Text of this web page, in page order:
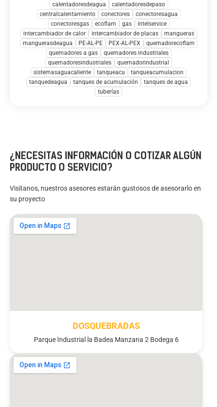
calentadoresdeagua
calentadoresdepaso
centralcalentamiento
conectores
conectoresagua
conectoresgas
ecoflam gas
intelservice
intercambiador de calor
intercambiador de placas
mangueras
manguerasdeagua
PE-AL-PE PEX-AL-PEX
quemadorecoflam
quemadores a gas
quemadores industriales
quemadoresindustriales
quemadorindustrial
sistemasaguacaliente
tanqueacu
tanqueacumulacion
tanquedeagua
tanques de acumulación
tanques de agua
tuberías
¿NECESITAS INFORMACIÓN O COTIZAR ALGÚN
PRODUCTO O SERVICIO?
Visítanos, nuestros asesores estarán gustosos de asesorarlo en
su proyecto
DOSQUEBRADAS
Parque Industrial la Badea Manzana 2 Bodega 6